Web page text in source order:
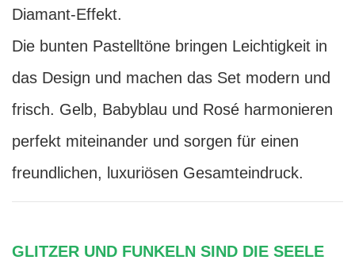
Diamant-Effekt.
Die bunten Pastelltöne bringen Leichtigkeit in
das Design und machen das Set modern und
frisch. Gelb, Babyblau und Rosé harmonieren
perfekt miteinander und sorgen für einen
freundlichen, luxuriösen Gesamteindruck.
GLITZER UND FUNKELN SIND DIE SEELE